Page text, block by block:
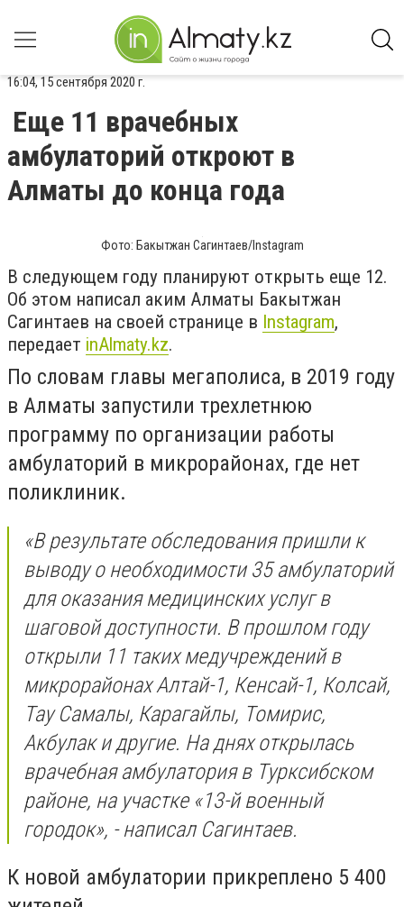
16:04, 15 сентября 2020 г.
Еще 11 врачебных
амбулаторий откроют в
Алматы до конца года
Фото: Бакытжан Сагинтаев/Instagram
В следующем году планируют открыть еще 12.
Об этом написал аким Алматы Бакытжан
Сагинтаев на своей странице в Instagram,
передает inAlmaty.kz.
По словам главы мегаполиса, в 2019 году
в Алматы запустили трехлетнюю
программу по организации работы
амбулаторий в микрорайонах, где нет
поликлиник.
«В результате обследования пришли к
выводу о необходимости 35 амбулаторий
для оказания медицинских услуг в
шаговой доступности. В прошлом году
открыли 11 таких медучреждений в
микрорайонах Алтай-1, Кенсай-1, Колсай,
Тау Самалы, Карагайлы, Томирис,
Акбулак и другие. На днях открылась
врачебная амбулатория в Турксибском
районе, на участке «13-й военный
городок», - написал Сагинтаев.
К новой амбулатории прикреплено 5 400